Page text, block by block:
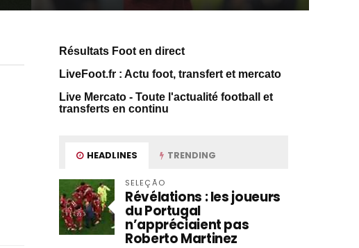
Résultats Foot en direct
LiveFoot.fr : Actu foot, transfert et mercato
Live Mercato - Toute l'actualité football et
transferts en continu
HEADLINES TRENDING
SELEÇÃO
Révélations : les joueurs
du Portugal
n’appréciaient pas
Roberto Martinez